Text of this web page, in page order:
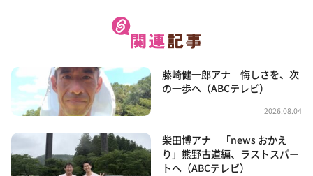
藤崎健一郎アナ 悔しさを、次
の一歩へ（ABCテレビ）
2026.08.04
柴田博アナ 「news おかえ
り」熊野古道編、ラストスパー
トへ（ABCテレビ）